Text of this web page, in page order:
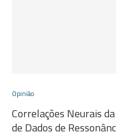
Opinião
Correlações Neurais
de Dados de